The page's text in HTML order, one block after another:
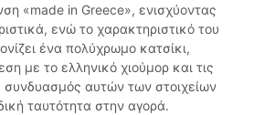
«made in Greece», ενισχύοντας
ενώ το χαρακτηριστικό του
ένα πολύχρωμο κατσίκι,
με το ελληνικό χιούμορ και τις
συνδυασμός αυτών των στοιχείων
ταυτότητα στην αγορά.